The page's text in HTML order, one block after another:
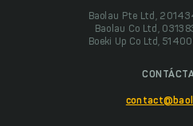
Baolau Pte Ltd,
Baolau Co Ltd,
Boeki Up Co Ltd,